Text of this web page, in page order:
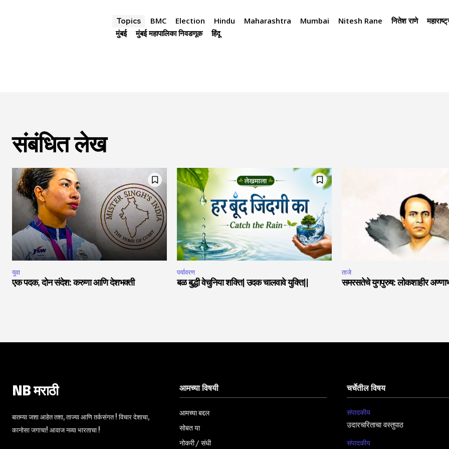
Topics BMC Election Hindu Maharashtra Mumbai Nitesh Rane नितेश राणे
मुंबई
मुंबई महापालिका निवडणूक हिंदू
संबंधित लेख
युवा
एक पदक, दोन संदेश: करुणा आणि देशभक्ती
पर्यावरण
बळ बुद्धी वेचुनिया शक्ति| उदक चालवावे युक्ति||
ताजे
समरसतेचे युगपुरुष: लोकशाहीर
NB मराठी
बातम्या जशा आहेत तशा, ताज्या आणि तर्कसंगत ! विचार देशाचा,
कानोसा जगाचा! आवाज नव्या भारताचा !
आमच्या विषयी
आमच्या बद्दल
सोबत या
नोकरी / संधी
चर्चेतील विषय
संपादकीय
उदारचरिताचा वस्तुपाठ
संपादकीय